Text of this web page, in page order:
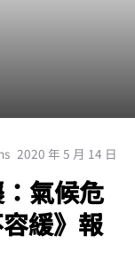
2020 年 5 月 14 日
氣候危
緩》報